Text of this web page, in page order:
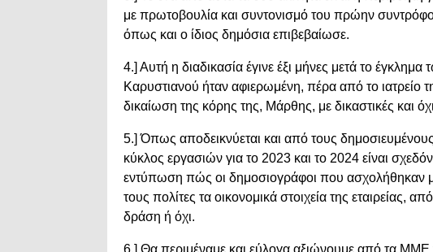
με πρωτοβουλία και συντονισμό του πρώην
όπως και ο ίδιος δημόσια επιβεβαίωσε.
4.] Αυτή η διαδικασία έγινε έξι μήνες μετά το
Καρυστιανού ήταν αφιερωμένη, πέρα από το ιατρείο
δικαίωση της κόρης της, Μάρθης, με δικαστικές και
5.] Όπως αποδεικνύεται και από τους
κύκλος εργασιών για το 2023 και το 2024 είναι
εντύπωση πώς οι δημοσιογράφοι που ασχολήθηκαν
τους πολίτες τα οικονομικά στοιχεία της εταιρείας,
δράση ή όχι.